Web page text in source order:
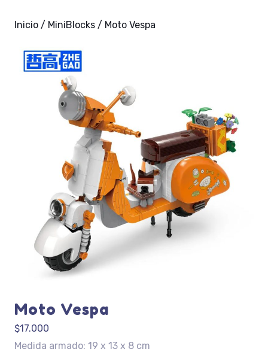
Inicio / MiniBlocks / Moto Vespa
Moto Vespa
$17.000
Medida armado: 19 x 13 x 8 cm